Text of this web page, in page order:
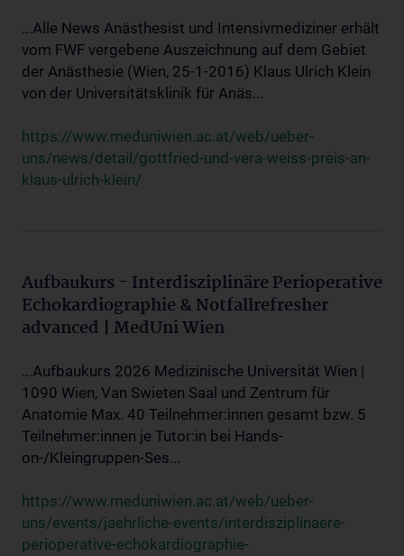
...Alle News Anästhesist und Intensivmediziner erhält
vom FWF vergebene Auszeichnung auf dem Gebiet
der Anästhesie (Wien, 25-1-2016) Klaus Ulrich Klein
von der Universitätsklinik für Anäs...
https://www.meduniwien.ac.at/web/ueber-
uns/news/detail/gottfried-und-vera-weiss-preis-an-
klaus-ulrich-klein/
Aufbaukurs - Interdisziplinäre Perioperative
Echokardiographie & Notfallrefresher
advanced | MedUni Wien
...Aufbaukurs 2026 Medizinische Universität Wien |
1090 Wien, Van Swieten Saal und Zentrum für
Anatomie Max. 40 Teilnehmer:innen gesamt bzw. 5
Teilnehmer:innen je Tutor:in bei Hands-
on-/Kleingruppen-Ses...
https://www.meduniwien.ac.at/web/ueber-
uns/events/jaehrliche-events/interdisziplinaere-
perioperative-echokardiographie-